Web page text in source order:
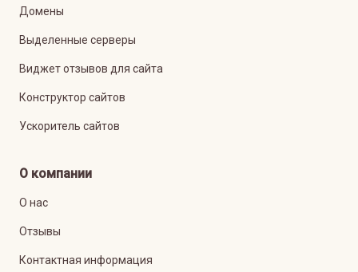
Домены
Выделенные серверы
Виджет отзывов для сайта
Конструктор сайтов
Ускоритель сайтов
О компании
О нас
Отзывы
Контактная информация